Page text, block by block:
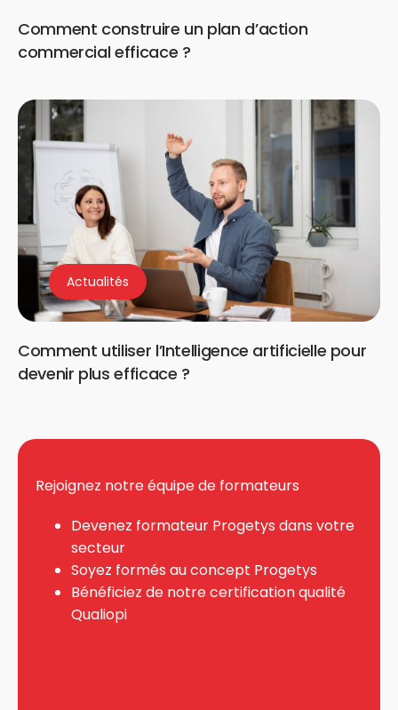
Comment construire un plan d’action
commercial efficace ?
Comment utiliser l’Intelligence artificielle pour
devenir plus efficace ?
Actualités
Rejoignez notre équipe de formateurs
Devenez formateur Progetys dans votre
secteur
Soyez formés au concept Progetys
Bénéficiez de notre certification qualité
Qualiopi